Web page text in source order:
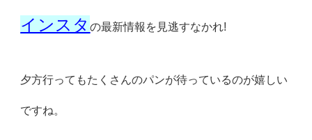
インスタの最新情報を見逃すなかれ!
夕方行ってもたくさんのパンが待っているのが嬉しい
ですね。